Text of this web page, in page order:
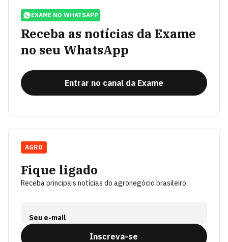
EXAME NO WHATSAPP
Receba as notícias da Exame
no seu WhatsApp
Entrar no canal da Exame
Fique ligado
Receba principais notícias do agronegócio brasileiro.
Seu e-mail
Inscreva-se
AGRO